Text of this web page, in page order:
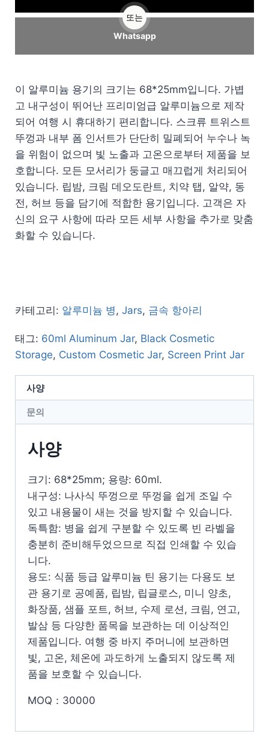
또는
Whatsapp
이 알루미늄 용기의 크기는 68*25mm입니다. 가볍
고 내구성이 뛰어난 프리미엄급 알루미늄으로 제작
되어 여행 시 휴대하기 편리합니다. 스크류 트위스트
뚜껑과 내부 폼 인서트가 단단히 밀폐되어 누수나 녹
을 위험이 없으며 빛 노출과 고온으로부터 제품을 보
호합니다. 모든 모서리가 둥글고 매끄럽게 처리되어
있습니다. 립밤, 크림 데오도란트, 치약 탭, 알약, 동
전, 허브 등을 담기에 적합한 용기입니다. 고객은 자
신의 요구 사항에 따라 모든 세부 사항을 추가로 맞춤
화할 수 있습니다.
카테고리: 알루미늄 병, Jars, 금속 항아리
태그: 60ml Aluminum Jar, Black Cosmetic
Storage, Custom Cosmetic Jar, Screen Print Jar
사양
문의
사양
크기: 68*25mm; 용량: 60ml.
내구성: 나사식 뚜껑으로 뚜껑을 쉽게 조일 수
있고 내용물이 새는 것을 방지할 수 있습니다.
독특함: 병을 쉽게 구분할 수 있도록 빈 라벨을
충분히 준비해두었으므로 직접 인쇄할 수 있습
니다.
용도: 식품 등급 알루미늄 틴 용기는 다용도 보
관 용기로 공예품, 립밤, 립글로스, 미니 양초,
화장품, 샘플 포트, 허브, 수제 로션, 크림, 연고,
발삼 등 다양한 품목을 보관하는 데 이상적인
제품입니다. 여행 중 바지 주머니에 보관하면
빛, 고온, 체온에 과도하게 노출되지 않도록 제
품을 보호할 수 있습니다.
MOQ：30000